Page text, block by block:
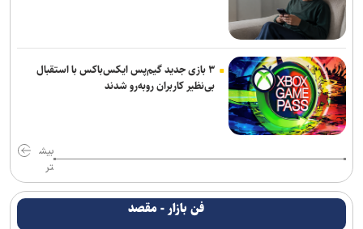
۳ بازی جدید گیم‌پس ایکس‌باکس با استقبال
بی‌نظیر کاربران روبه‌رو شدند
بیش
تر
فن بازار - مقصد